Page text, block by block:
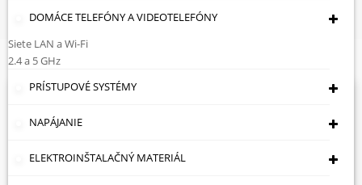
DOMÁCE TELEFÓNY A VIDEOTELEFÓNY
Siete LAN a Wi-Fi
2.4 a 5 GHz
PRÍSTUPOVÉ SYSTÉMY
NAPÁJANIE
ELEKTROINŠTALAČNÝ MATERIÁL
Zásuvky 230 V
Prenosné